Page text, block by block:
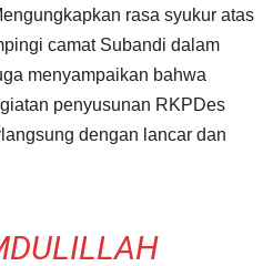
rasa syukur atas
camat Subandi dalam
menyampaikan bahwa
penyusunan RKPDes
dengan lancar dan